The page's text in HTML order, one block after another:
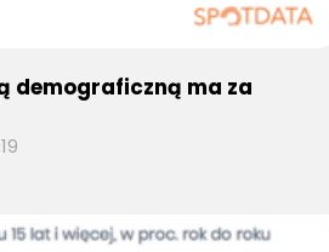
demograficzną ma za